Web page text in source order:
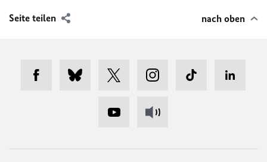
Seite teilen nach oben